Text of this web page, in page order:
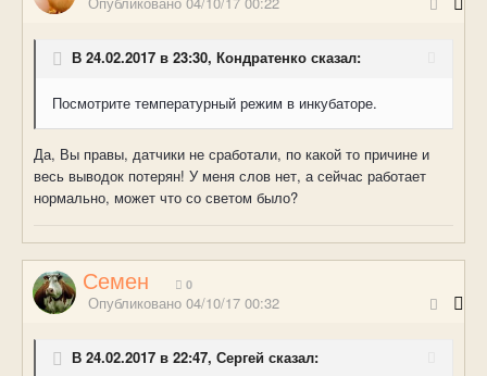
В 24.02.2017 в 23:30, Кондратенко сказал:
Посмотрите температурный режим в инкубаторе.
Да, Вы правы, датчики не сработали, по какой то причине и
весь выводок потерян! У меня слов нет, а сейчас работает
нормально, может что со светом было?
Семен 0
Опубликовано 04/10/17 00:32
В 24.02.2017 в 22:47, Сергей сказал: